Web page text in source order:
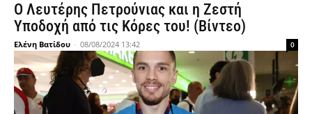
Ο Λευτέρης Πετρούνιας και η Ζεστή
Υποδοχή από τις Κόρες του! (Βίντεο)
Ελένη Βατίδου - 08/08/2024 13:42 0